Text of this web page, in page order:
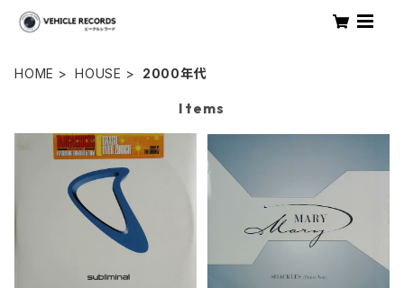
HOME HOUSE 2000年代
Items